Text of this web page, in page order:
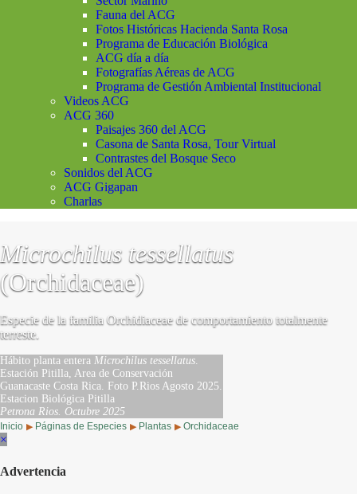
Fauna del ACG
Fotos Históricas Hacienda Santa Rosa
Programa de Educación Biológica
ACG día a día
Fotografías Aéreas de ACG
Programa de Gestión Ambiental Institucional
Videos ACG
ACG 360
Paisajes 360 del ACG
Casona de Santa Rosa, Tour Virtual
Contrastes del Bosque Seco
Sonidos del ACG
ACG Gigapan
Charlas
Microchilus tessellatus
(Orchidaceae)
Especie de la familia Orchidiaceae de comportamiento totalmente
terreste.
Hábito planta entera Microchilus tessellatus.
Estación Pitilla, Area de Conservación
Guanacaste Costa Rica. Foto P.Rios Agosto 2025.
Estacion Biológica Pitilla
Petrona Rios. Octubre 2025
Inicio ▶ Páginas de Especies ▶ Plantas ▶ Orchidaceae
×
Advertencia